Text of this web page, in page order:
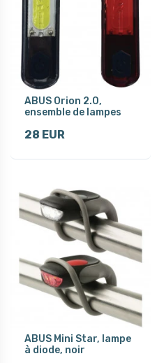
ABUS Orion 2.0,
ensemble de lampes
28 EUR
ABUS Mini Star, lampe
à diode, noir